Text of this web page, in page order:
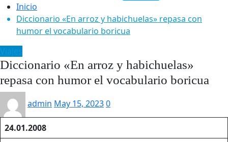
Inicio
Diccionario «En arroz y habichuelas» repasa con
humor el vocabulario boricua
Diccionario «En arroz y habichuelas»
repasa con humor el vocabulario boricua
admin May 15, 20230
24.01.2008